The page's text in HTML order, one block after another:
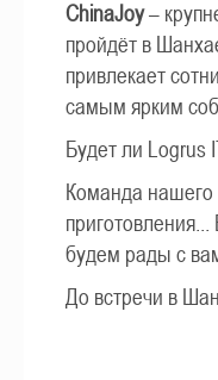
ChinaJoy–
пройдёт в
привлекает
самым ярким
Будет ли Logrus
Команда нашего
будем рады с
До встречи в